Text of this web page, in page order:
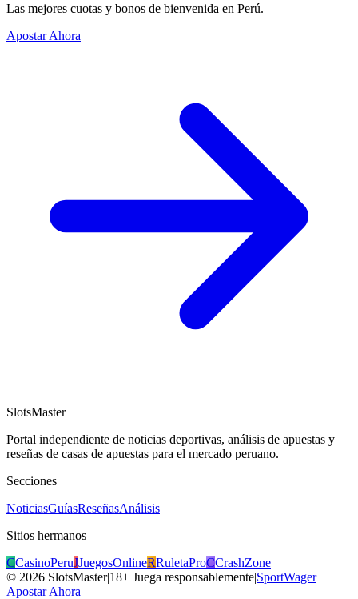
Las mejores cuotas y bonos de bienvenida en Perú.
Apostar Ahora
SlotsMaster
Portal independiente de noticias deportivas, análisis de apuestas y
reseñas de casas de apuestas para el mercado peruano.
Secciones
NoticiasGuíasReseñasAnálisis
Sitios hermanos
CCasinoPeruJJuegosOnlineRRuletaProCCrashZone
© 2026 SlotsMaster|18+ Juega responsablemente|SportWager
Apostar Ahora